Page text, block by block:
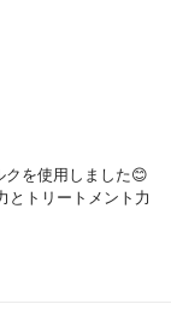
クを使用しました😊
とトリートメント力